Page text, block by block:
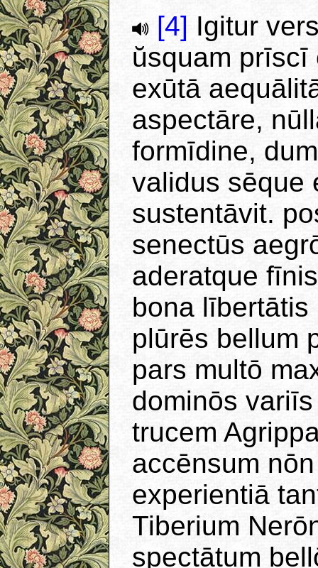
[4] Igitur
ŭsquam prīscī
exūtā
aspectāre,
formīdine,
validus sēque
sustentāvit.
senectūs
aderatque
bona
plūrēs bellum
pars multō
dominōs
trucem
accēnsum
experientiā
Tiberium
spectātum